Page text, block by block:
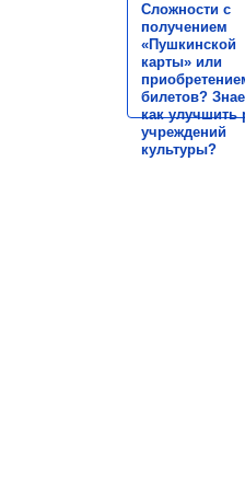
Сложности с
получением
«Пушкинской
карты» или
билетов?
как улучшить
учреждений
культуры?